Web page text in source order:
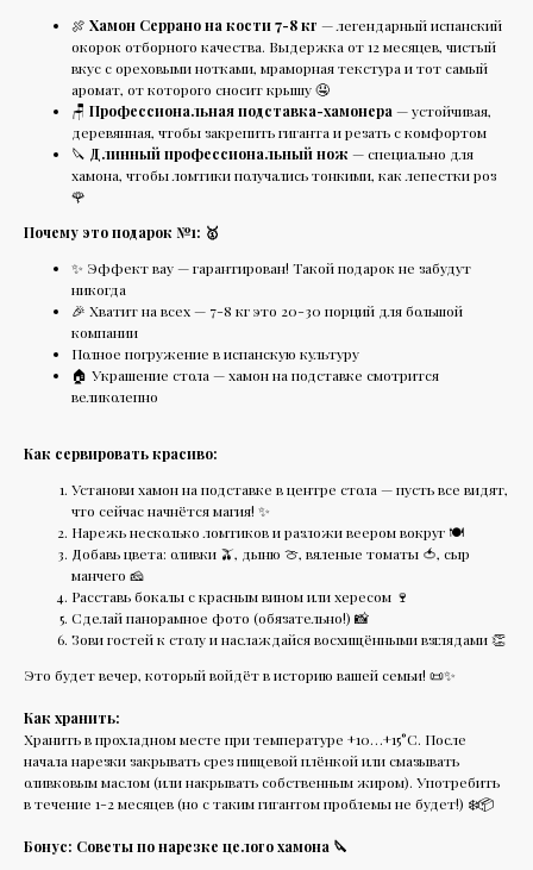
🍖 Хамон Серрано на кости 7-8 кг — легендарный испанский
окорок отборного качества. Выдержка от 12 месяцев, чистый
вкус с ореховыми нотками, мраморная текстура и тот самый
аромат, от которого сносит крышу 🤤
🪑 Профессиональная подставка-хамонера — устойчивая,
деревянная, чтобы закрепить гиганта и резать с комфортом
🔪 Длинный профессиональный нож — специально для
хамона, чтобы ломтики получались тонкими, как лепестки роз
🌹
Почему это подарок №1: 🥇
✨ Эффект вау — гарантирован! Такой подарок не забудут
никогда
🎉 Хватит на всех — 7-8 кг это 20-30 порций для большой
компании
Полное погружение в испанскую культуру
🏠 Украшение стола — хамон на подставке смотрится
великолепно
Как сервировать красиво:
Установи хамон на подставке в центре стола — пусть все видят,
что сейчас начнётся магия! ✨
Нарежь несколько ломтиков и разложи веером вокруг 🍽️
Добавь цвета: оливки 🫒, дыню 🍈, вяленые томаты 🍅, сыр
манчего 🧀
Расставь бокалы с красным вином или хересом 🍷
Сделай панорамное фото (обязательно!) 📸
Зови гостей к столу и наслаждайся восхищёнными взглядами 👏
Это будет вечер, который войдёт в историю вашей семьи! 📜✨
Как хранить:
Хранить в прохладном месте при температуре +10…+15°C. После
начала нарезки закрывать срез пищевой плёнкой или смазывать
оливковым маслом (или накрывать собственным жиром). Употребить
в течение 1-2 месяцев (но с таким гигантом проблемы не будет!) ❄️📦
Бонус: Советы по нарезке целого хамона 🔪